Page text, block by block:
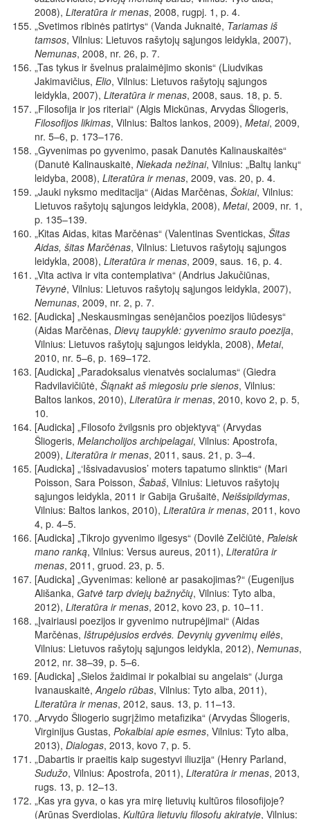
2008), Literatūra ir menas, 2008, rugpj. 1, p. 4.
„Svetimos ribinės patirtys“ (Vanda Juknaitė, Tariamas iš
tamsos, Vilnius: Lietuvos rašytojų sąjungos leidykla, 2007),
Nemunas, 2008, nr. 26, p. 7.
„Tas tykus ir švelnus pralaimėjimo skonis“ (Liudvikas
Jakimavičius, Elio, Vilnius: Lietuvos rašytojų sąjungos
leidykla, 2007), Literatūra ir menas, 2008, saus. 18, p. 5.
„Filosofija ir jos riteriai“ (Algis Mickūnas, Arvydas Šliogeris,
Filosofijos likimas, Vilnius: Baltos lankos, 2009), Metai, 2009,
nr. 5–6, p. 173–176.
„Gyvenimas po gyvenimo, pasak Danutės Kalinauskaitės“
(Danutė Kalinauskaitė, Niekada nežinai, Vilnius: „Baltų lankų“
leidyba, 2008), Literatūra ir menas, 2009, vas. 20, p. 4.
„Jauki nyksmo meditacija“ (Aidas Marčėnas, Šokiai, Vilnius:
Lietuvos rašytojų sąjungos leidykla, 2008), Metai, 2009, nr. 1,
p. 135–139.
„Kitas Aidas, kitas Marčėnas“ (Valentinas Sventickas, Šitas
Aidas, šitas Marčėnas, Vilnius: Lietuvos rašytojų sąjungos
leidykla, 2008), Literatūra ir menas, 2009, saus. 16, p. 4.
„Vita activa ir vita contemplativa“ (Andrius Jakučiūnas,
Tėvynė, Vilnius: Lietuvos rašytojų sąjungos leidykla, 2007),
Nemunas, 2009, nr. 2, p. 7.
[Audicka] „Neskausmingas senėjančios poezijos liūdesys“
(Aidas Marčėnas, Dievų taupyklė: gyvenimo srauto poezija,
Vilnius: Lietuvos rašytojų sąjungos leidykla, 2008), Metai,
2010, nr. 5–6, p. 169–172.
[Audicka] „Paradoksalus vienatvės socialumas“ (Giedra
Radvilavičiūtė, Šiąnakt aš miegosiu prie sienos, Vilnius:
Baltos lankos, 2010), Literatūra ir menas, 2010, kovo 2, p. 5,
10.
[Audicka] „Filosofo žvilgsnis pro objektyvą“ (Arvydas
Šliogeris, Melancholijos archipelagai, Vilnius: Apostrofa,
2009), Literatūra ir menas, 2011, saus. 21, p. 3–4.
[Audicka] „‘Išsivadavusios’ moters tapatumo slinktis“ (Mari
Poisson, Sara Poisson, Šabaš, Vilnius: Lietuvos rašytojų
sąjungos leidykla, 2011 ir Gabija Grušaitė, Neišsipildymas,
Vilnius: Baltos lankos, 2010), Literatūra ir menas, 2011, kovo
4, p. 4–5.
[Audicka] „Tikrojo gyvenimo ilgesys“ (Dovilė Zelčiūtė, Paleisk
mano ranką, Vilnius: Versus aureus, 2011), Literatūra ir
menas, 2011, gruod. 23, p. 5.
[Audicka] „Gyvenimas: kelionė ar pasakojimas?“ (Eugenijus
Ališanka, Gatvė tarp dviejų bažnyčių, Vilnius: Tyto alba,
2012), Literatūra ir menas, 2012, kovo 23, p. 10–11.
„Įvairiausi poezijos ir gyvenimo nutrupėjimai“ (Aidas
Marčėnas, Ištrupėjusios erdvės. Devynių gyvenimų eilės,
Vilnius: Lietuvos rašytojų sąjungos leidykla, 2012), Nemunas,
2012, nr. 38–39, p. 5–6.
[Audicka] „Sielos žaidimai ir pokalbiai su angelais“ (Jurga
Ivanauskaitė,Angelo rūbas, Vilnius: Tyto alba, 2011),
Literatūra ir menas, 2012, saus. 13, p. 11–13.
„Arvydo Šliogerio sugrįžimo metafizika“ (Arvydas Šliogeris,
Virginijus Gustas, Pokalbiai apie esmes, Vilnius: Tyto alba,
2013), Dialogas, 2013, kovo 7, p. 5.
„Dabartis ir praeitis kaip sugestyvi iliuzija“ (Henry Parland,
Sudužo, Vilnius: Apostrofa, 2011), Literatūra ir menas, 2013,
rugs. 13, p. 12–13.
„Kas yra gyva, o kas yra mirę lietuvių kultūros filosofijoje?
(Arūnas Sverdiolas, Kultūra lietuvių filosofų akiratyje, Vilnius: